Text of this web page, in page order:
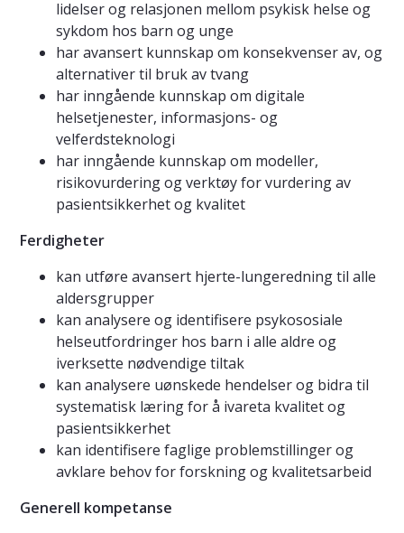
lidelser og relasjonen mellom psykisk helse og
sykdom hos barn og unge
har avansert kunnskap om konsekvenser av, og
alternativer til bruk av tvang
har inngående kunnskap om digitale
helsetjenester, informasjons- og
velferdsteknologi
har inngående kunnskap om modeller,
risikovurdering og verktøy for vurdering av
pasientsikkerhet og kvalitet
Ferdigheter
kan utføre avansert hjerte-lungeredning til alle
aldersgrupper
kan analysere og identifisere psykososiale
helseutfordringer hos barn i alle aldre og
iverksette nødvendige tiltak
kan analysere uønskede hendelser og bidra til
systematisk læring for å ivareta kvalitet og
pasientsikkerhet
kan identifisere faglige problemstillinger og
avklare behov for forskning og kvalitetsarbeid
Generell kompetanse